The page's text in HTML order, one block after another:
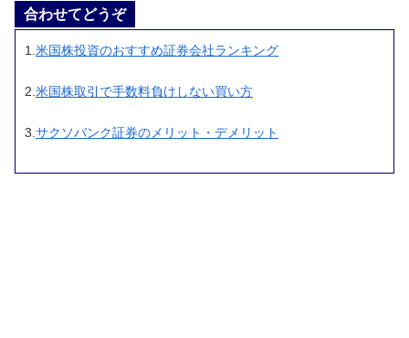
合わせてどうぞ
1. 米国株投資のおすすめ証券会社ランキング
2.米国株取引で手数料負けしない買い方
3.サクソバンク証券のメリット・デメリット